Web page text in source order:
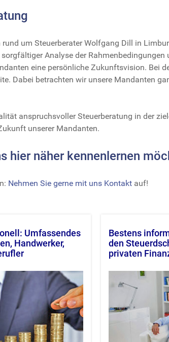
um Steuerberater Wolfgang Dill in
Analyse der Rahmenbedingungen
eine persönliche Zukunftsvision. Bei
Dabei betrachten wir unsere Mandanten
anspruchsvoller Steuerberatung in der
unserer Mandanten.
hier näher kennenlernen
Nehmen Sie gerne mit uns Kontakt auf!
Umfassendes
Handwerker,
Bestens
den
privaten